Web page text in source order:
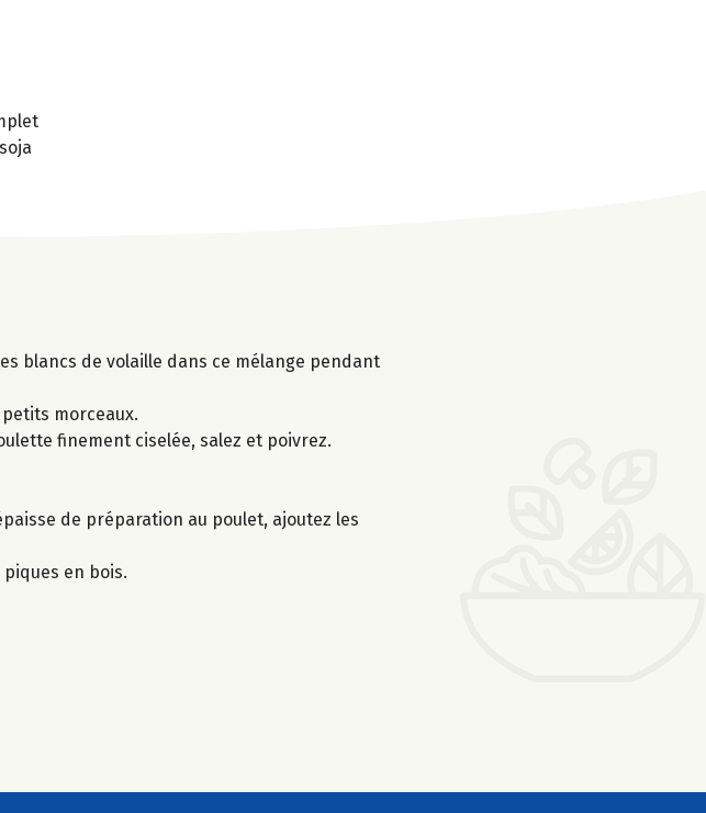
blancs de volaille dans ce mélange pendant
morceaux.
finement ciselée, salez et poivrez.
de préparation au poulet, ajoutez les
en bois.